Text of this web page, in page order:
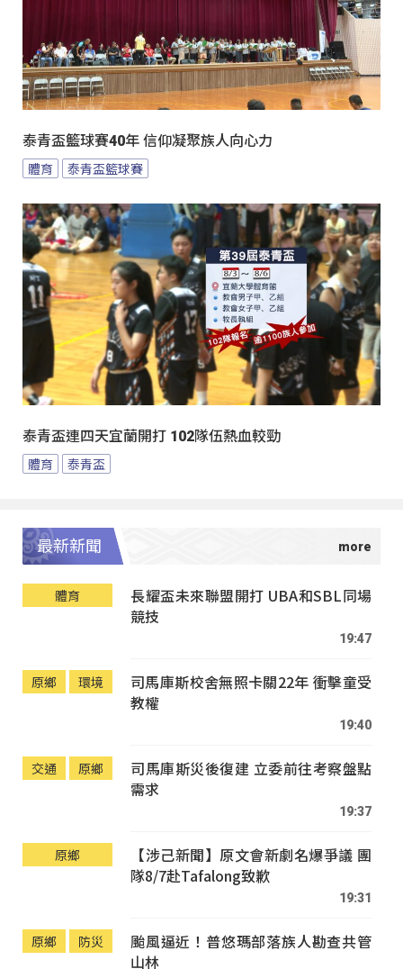
泰青盃籃球賽40年 信仰凝聚族人向心力
體育 泰青盃籃球賽
泰青盃連四天宜蘭開打 102隊伍熱血較勁
體育 泰青盃
最新新聞
體育
長耀盃未來聯盟開打 UBA和SBL同場
競技
19:47
原鄉 環境
司馬庫斯校舍無照卡關22年 衝擊童受
教權
19:40
交通 原鄉
司馬庫斯災後復建 立委前往考察盤點
需求
19:37
原鄉
【涉己新聞】原文會新劇名爆爭議 團
隊8/7赴Tafalong致歉
19:31
原鄉 防災
颱風逼近！普悠瑪部落族人勘查共管
山林